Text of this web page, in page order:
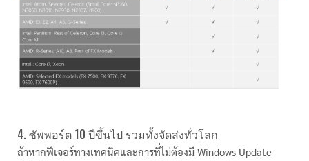
4. ซัพพอร์ต 10 ปีขึ้นไป รวมทั้งจัดส่งทั่วโลก
ถ้าหากฟีเจอร์ทางเทคนิคและการที่ไม่ต้องมี Windows Update